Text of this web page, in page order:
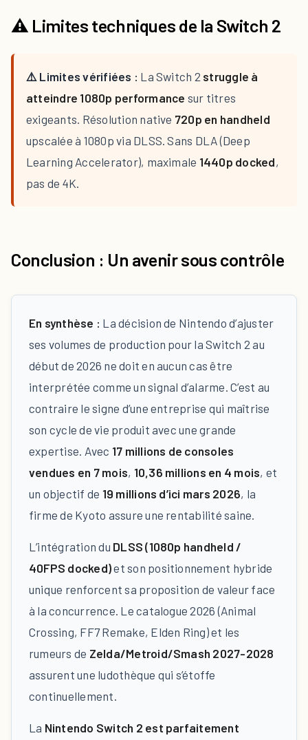
⚠️ Limites techniques de la Switch 2
⚠️ Limites vérifiées : La Switch 2 struggle à
atteindre 1080p performance sur titres
exigeants. Résolution native 720p en handheld
upscalée à 1080p via DLSS. Sans DLA (Deep
Learning Accelerator), maximale 1440p docked,
pas de 4K.
Conclusion : Un avenir sous contrôle
En synthèse : La décision de Nintendo d’ajuster
ses volumes de production pour la Switch 2 au
début de 2026 ne doit en aucun cas être
interprétée comme un signal d’alarme. C’est au
contraire le signe d’une entreprise qui maîtrise
son cycle de vie produit avec une grande
expertise. Avec 17 millions de consoles
vendues en 7 mois, 10,36 millions en 4 mois, et
un objectif de 19 millions d’ici mars 2026, la
firme de Kyoto assure une rentabilité saine.
L’intégration du DLSS (1080p handheld /
40FPS docked)et son positionnement hybride
unique renforcent sa proposition de valeur face
à la concurrence. Le catalogue 2026 (Animal
Crossing, FF7 Remake, Elden Ring) et les
rumeurs de Zelda/Metroid/Smash 2027-2028
assurent une ludothèque qui s’étoffe
continuellement.
La Nintendo Switch 2 est parfaitement